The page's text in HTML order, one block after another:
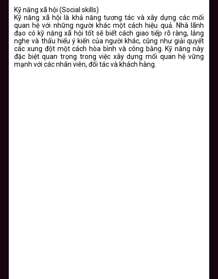
Kỹ năng xã hội (Social skills)
Kỹ năng xã hội là khả năng tương tác và xây dựng các mối
quan hệ với những người khác một cách hiệu quả. Nhà lãnh
đạo có kỹ năng xã hội tốt sẽ biết cách giao tiếp rõ ràng, lắng
nghe và thấu hiểu ý kiến của người khác, cũng như giải quyết
các xung đột một cách hòa bình và công bằng. Kỹ năng này
đặc biệt quan trọng trong việc xây dựng mối quan hệ vững
mạnh với các nhân viên, đối tác và khách hàng.